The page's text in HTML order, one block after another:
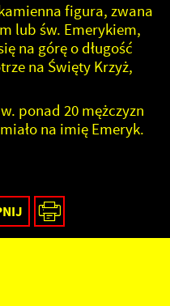
figura, zwana
lub św. Emerykiem,
na górę o długość
na Święty Krzyż,
ponad 20 mężczyzn
na imię Emeryk.